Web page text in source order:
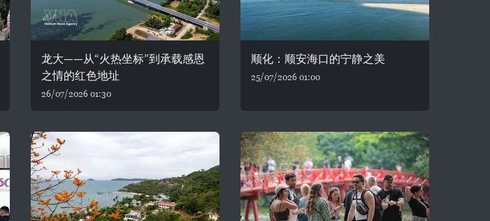
龙大——从“火热坐标”到承载感恩
之情的红色地址
26/07/2026 01:30
顺化：顺安海口的宁静之美
25/07/2026 01:00